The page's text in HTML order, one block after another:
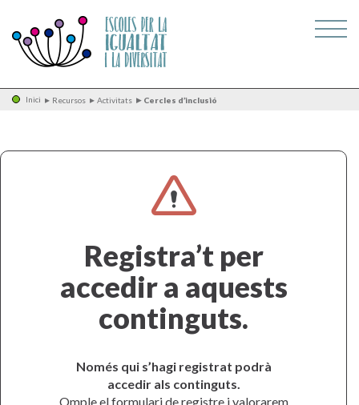
Inici Recursos Activitats Cercles d’inclusió
Registra’t per
accedir a aquests
continguts.
Només qui s’hagi registrat podrà
accedir als continguts.
Omple el formulari de registre i valorarem